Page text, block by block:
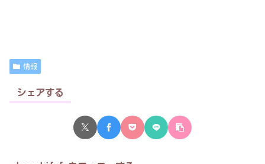
情報
シェアする